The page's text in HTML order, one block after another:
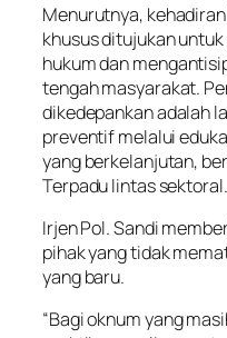
Menurutnya,
khusus ditujukan
hukum dan
tengah masyarakat.
dikedepankan adalah
preventif melalui
yang berkelanjutan,
Terpadu lintas sektoral.
Irjen Pol. Sandi
pihak yang tidak
yang baru.
“Bagi oknum yang